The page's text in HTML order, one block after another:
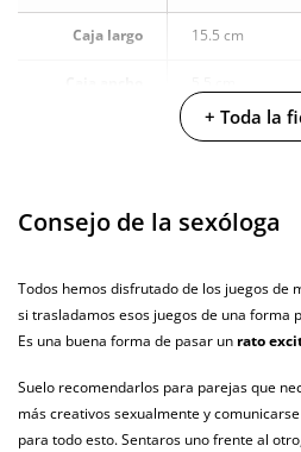
Caja largo 15.5 cm
0.28 Kg
Envío discreto Paquete
Producto
original
+ Toda la
Consejo de la sexóloga
Todos hemos disfrutado de los juegos de
si trasladamos esos juegos de una forma
Es una buena forma de pasar un rato
Suelo recomendarlos para parejas que
más creativos sexualmente y
para todo esto. Sentaros uno frente al